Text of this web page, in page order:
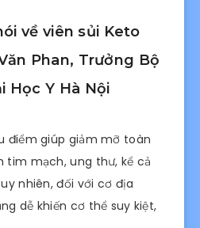
về viên sủi Keto
Phan, Trưởng Bộ
Học Y Hà Nội
điểm giúp giảm mỡ toàn
tim mạch, ung thư, kể cả
nhiên, đối với cơ địa
dễ khiến cơ thể suy kiệt,